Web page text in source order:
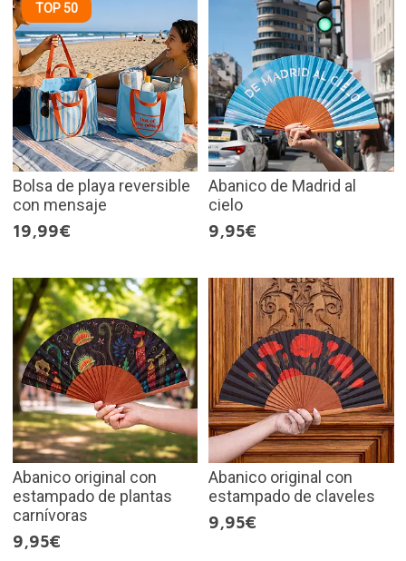
TOP 50
Bolsa de playa reversible
con mensaje
19,99€
Abanico de Madrid al
cielo
9,95€
Abanico original con
estampado de plantas
carnívoras
9,95€
Abanico original con
estampado de claveles
9,95€